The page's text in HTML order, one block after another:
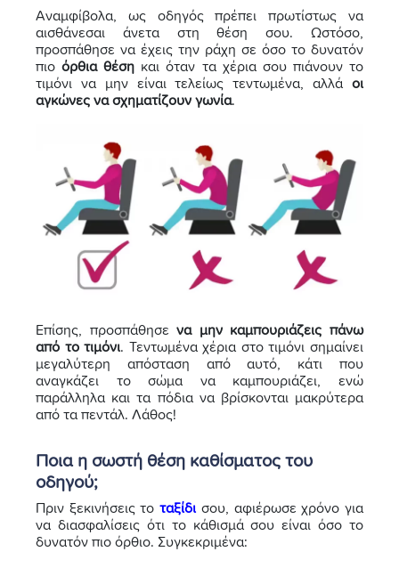
Αναμφίβολα, ως οδηγός πρέπει πρωτίστως να
αισθάνεσαι άνετα στη θέση σου. Ωστόσο,
προσπάθησε να έχεις την ράχη σε όσο το δυνατόν
πιοόρθια θέση και όταν τα χέρια σου πιάνουν το
τιμόνι να μην είναι τελείως τεντωμένα, αλλά οι
αγκώνες να σχηματίζουν γωνία.
Επίσης, προσπάθησενα μην καμπουριάζεις πάνω
από το τιμόνι. Τεντωμένα χέρια στο τιμόνι σημαίνει
μεγαλύτερη απόσταση από αυτό, κάτι που
αναγκάζει το σώμα να καμπουριάζει, ενώ
παράλληλα και τα πόδια να βρίσκονται μακρύτερα
από τα πεντάλ. Λάθος!
Ποια η σωστή θέση καθίσματος του
οδηγού;
Πριν ξεκινήσεις τοταξίδι σου, αφιέρωσε χρόνο για
να διασφαλίσεις ότι το κάθισμά σου είναι όσο το
δυνατόν πιο όρθιο. Συγκεκριμένα: